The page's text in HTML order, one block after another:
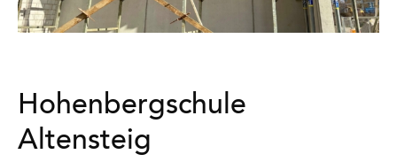
Hohenbergschule
Altensteig